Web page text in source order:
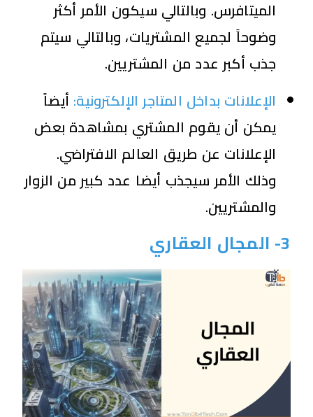
الميتافرس. وبالتالي سيكون الأمر أكثر
وضوحاً لجميع المشتريات، وبالتالي سيتم
جذب أكبر عدد من المشتريين.
الإعلانات بداخل المتاجر الإلكترونية: أيضاً
يمكن أن يقوم المشتري بمشاهدة بعض
الإعلانات عن طريق العالم الافتراضي.
وذلك الأمر سيجذب أيضا عدد كبير من الزوار
والمشتريين.
3- المجال العقاري